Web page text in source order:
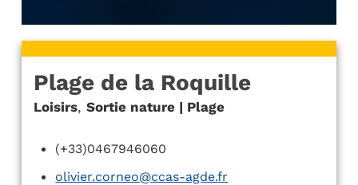
Plage de la Roquille
Loisirs, Sortie nature | Plage
(+33)0467946060
olivier.corneo@ccas-agde.fr